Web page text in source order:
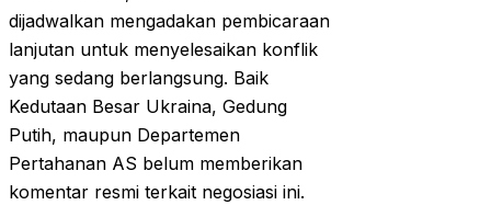
dijadwalkan mengadakan pembicaraan
lanjutan untuk menyelesaikan konflik
yang sedang berlangsung. Baik
Kedutaan Besar Ukraina, Gedung
Putih, maupun Departemen
Pertahanan AS belum memberikan
komentar resmi terkait negosiasi ini.